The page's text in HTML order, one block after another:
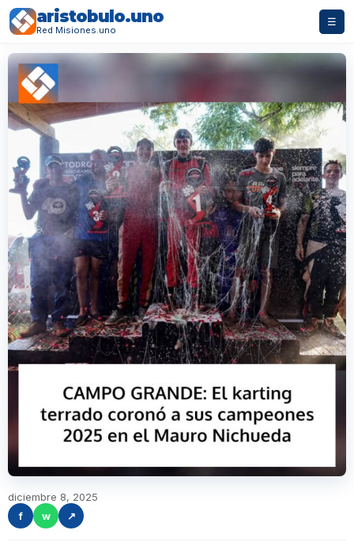
aristobulo.uno
Red Misiones.uno
☰
diciembre 8, 2025
f
w ↗